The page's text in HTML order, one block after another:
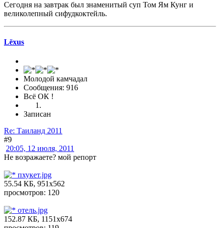
Сегодня на завтрак был знаменитый суп Том Ям Кунг и
великолепный сифудкоктейль.
Lёxus
Молодой камчадал
Сообщения: 916
Всё ОК !
Записан
Re: Таиланд 2011
#9
20:05, 12 июля, 2011
Не возражаете? мой репорт
пхукет.jpg
55.54 КБ, 951x562
просмотров: 120
отель.jpg
152.87 КБ, 1151x674